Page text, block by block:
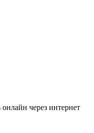
через интернет